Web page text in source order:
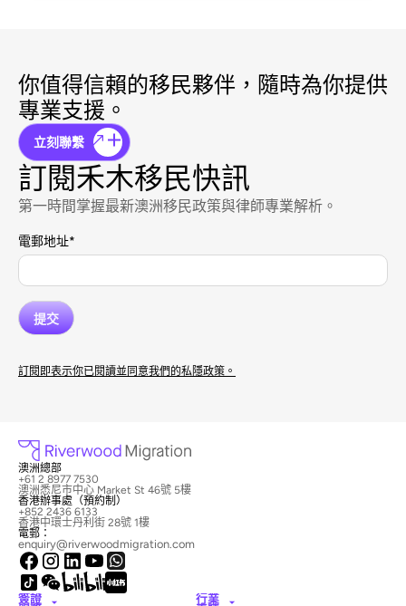
你值得信賴的移民夥伴，隨時為你提供
專業支援。
立刻聯繫
訂閱禾木移民快訊
第一時間掌握最新澳洲移民政策與律師專業解析。
電郵地址*
訂閱即表示你已閱讀並同意我們的私隱政策。
澳洲總部
+61 2 8977 7530
澳洲悉尼市中心 Market St 46號 5樓
香港辦事處（預約制）
+852 2436 6133
香港中環士丹利街 28號 1樓
電郵：
enquiry@riverwoodmigration.com
簽證
行業